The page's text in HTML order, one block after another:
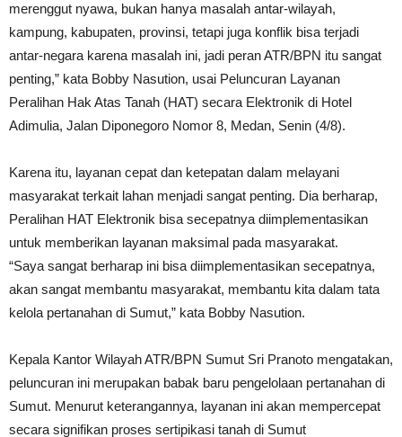
merenggut nyawa, bukan hanya masalah antar-wilayah,
kampung, kabupaten, provinsi, tetapi juga konflik bisa terjadi
antar-negara karena masalah ini, jadi peran ATR/BPN itu sangat
penting,” kata Bobby Nasution, usai Peluncuran Layanan
Peralihan Hak Atas Tanah (HAT) secara Elektronik di Hotel
Adimulia, Jalan Diponegoro Nomor 8, Medan, Senin (4/8).
Karena itu, layanan cepat dan ketepatan dalam melayani
masyarakat terkait lahan menjadi sangat penting. Dia berharap,
Peralihan HAT Elektronik bisa secepatnya diimplementasikan
untuk memberikan layanan maksimal pada masyarakat.
“Saya sangat berharap ini bisa diimplementasikan secepatnya,
akan sangat membantu masyarakat, membantu kita dalam tata
kelola pertanahan di Sumut,” kata Bobby Nasution.
Kepala Kantor Wilayah ATR/BPN Sumut Sri Pranoto mengatakan,
peluncuran ini merupakan babak baru pengelolaan pertanahan di
Sumut. Menurut keterangannya, layanan ini akan mempercepat
secara signifikan proses sertipikasi tanah di Sumut